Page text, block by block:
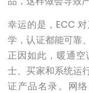
幸运的是，ECC
学，认证都能可靠
正因如此，暖通
士、买家和系统运
证产品名录。网